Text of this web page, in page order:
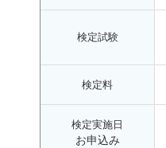
検定試験
検定料
検定実施日
お申込み